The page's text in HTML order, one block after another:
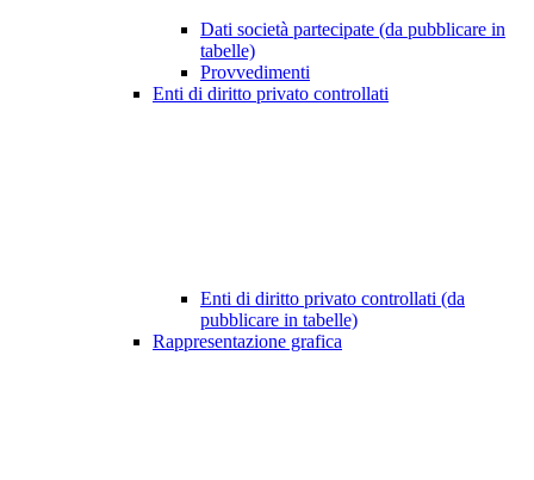
Dati società partecipate (da pubblicare in
tabelle)
Provvedimenti
Enti di diritto privato controllati
Enti di diritto privato controllati (da
pubblicare in tabelle)
Rappresentazione grafica